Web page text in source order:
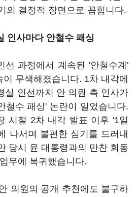
의 결정적 장면으로 꼽힙니다.
인사마다 안철수 패싱
선 과정에서 계속된 '안철수계'
무색해졌습니다. 1차 내각에
실 인선까지 안 의원 측 인사가
철수 패싱' 논란이 일었습니다.
시절 2차 내각 발표 이후 '1일
나서며 불편한 심기를 드러내
당시 윤 대통령과의 만찬 회동
무에 복귀했습니다.
의원의 공개 추천에도 불구하